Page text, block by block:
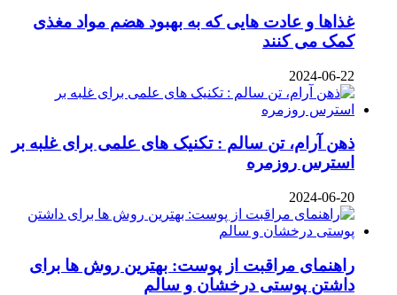
غذاها و عادت‌ هایی که به بهبود هضم مواد مغذی
کمک می‌ کنند
2024-06-22
ذهن آرام، تن سالم : تکنیک‌ های علمی برای غلبه بر
استرس روزمره
2024-06-20
راهنمای مراقبت از پوست: بهترین روش‌ ها برای
داشتن پوستی درخشان و سالم